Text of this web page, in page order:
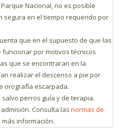
Nacional, no es posible
segura en el tiempo requerido por
que en el supuesto de que las
por motivos técnicos
que se encontraran en la
realizar el descenso a pie por
orografía escarpada.
perros guía y de terapia.
Consulta las normas de
información.